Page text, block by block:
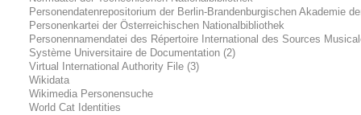
Personendatenrepositorium der Berlin-Brandenburgischen Akademie
Personenkartei der Österreichischen Nationalbibliothek
Personennamendatei des Répertoire International des Sources
Système Universitaire de Documentation (2)
Virtual International Authority File (3)
Wikidata
Wikimedia Personensuche
World Cat Identities